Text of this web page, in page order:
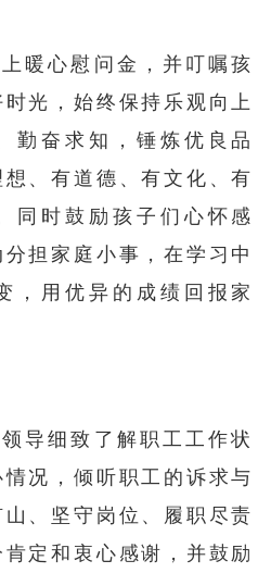
暖心慰问金，并叮嘱孩
光，始终保持乐观向上
勤奋求知，锤炼优良品
、有道德、有文化、有
同时鼓励孩子们心怀感
担家庭小事，在学习中
，用优异的成绩回报家
导细致了解职工工作状
况，倾听职工的诉求与
、坚守岗位、履职尽责
定和衷心感谢，并鼓励